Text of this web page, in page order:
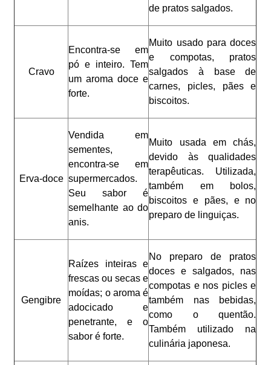
de pratos salgados.
Cravo
Encontra-se em
pó e inteiro. Tem
um aroma doce e
forte.
Muito usado para doces
e compotas, pratos
salgados à base de
carnes, picles, pães e
biscoitos.
Erva-doce
Vendida em
sementes,
encontra-se em
supermercados.
Seu sabor é
semelhante ao do
anis.
Muito usada em chás,
devido às qualidades
terapêuticas. Utilizada,
também em bolos,
biscoitos e pães, e no
preparo de linguiças.
Gengibre
Raízes inteiras e
frescas ou secas e
moídas; o aroma é
adocicado e
penetrante, e o
sabor é forte.
No preparo de pratos
doces e salgados, nas
compotas e nos picles e
também nas bebidas,
como o quentão.
Também utilizado na
culinária japonesa.